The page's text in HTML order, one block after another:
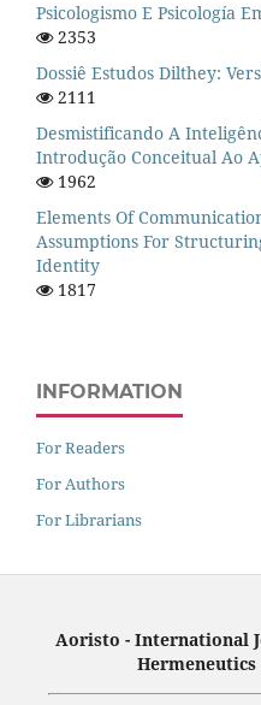
Psicologismo E Psicología
2353
Dossiê Estudos Dilthey:
2111
Desmistificando A
Introdução Conceitual Ao
1962
Elements Of
Assumptions For
Identity
1817
INFORMATION
For Readers
For Authors
For Librarians
Aoristo - International
Hermeneutics